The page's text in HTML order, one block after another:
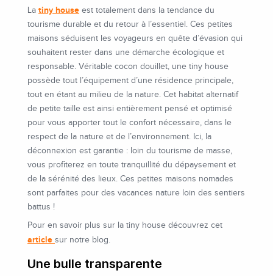
La tiny house est totalement dans la tendance du
tourisme durable et du retour à l’essentiel. Ces petites
maisons séduisent les voyageurs en quête d’évasion qui
souhaitent rester dans une démarche écologique et
responsable. Véritable cocon douillet, une tiny house
possède tout l’équipement d’une résidence principale,
tout en étant au milieu de la nature. Cet habitat alternatif
de petite taille est ainsi entièrement pensé et optimisé
pour vous apporter tout le confort nécessaire, dans le
respect de la nature et de l’environnement. Ici, la
déconnexion est garantie : loin du tourisme de masse,
vous profiterez en toute tranquillité du dépaysement et
de la sérénité des lieux. Ces petites maisons nomades
sont parfaites pour des vacances nature loin des sentiers
battus !
Pour en savoir plus sur la tiny house découvrez cet
article sur notre blog.
Une bulle transparente